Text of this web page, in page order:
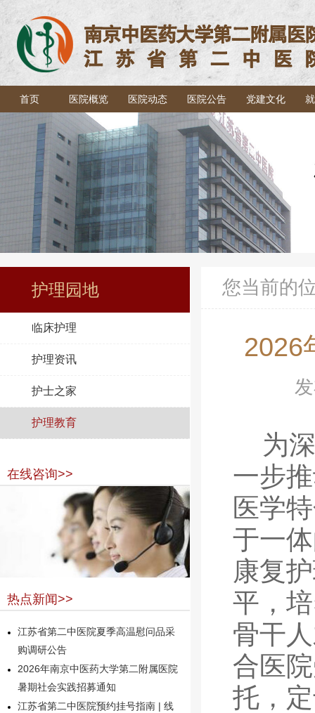
首页 医院概览 医院动态 医院公告 党建文化
护理园地
临床护理
护理资讯
护士之家
护理教育
在线咨询>>
热点新闻>>
江苏省第二中医院夏季高温慰问品采
购调研公告
2026年南京中医药大学第二附属医院
暑期社会实践招募通知
江苏省第二中医院预约挂号指南 | 线
您当前的
2026
为
一步
医学
于一
康复
平，
骨干
合医
托，